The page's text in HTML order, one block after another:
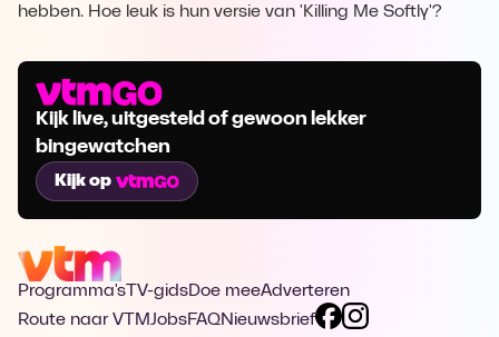
hebben. Hoe leuk is hun versie van 'Killing Me Softly'?
Kijk live, uitgesteld of gewoon lekker
bingewatchen
Kijk op
Programma's TV-gidsDoe meeAdverteren
Route naar VTMJobsFAQNieuwsbrief